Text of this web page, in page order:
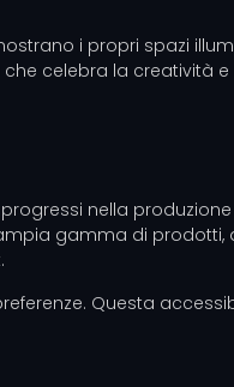
i propri spazi
celebra la creatività e
nella
gamma di
Questa